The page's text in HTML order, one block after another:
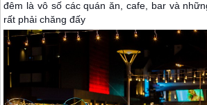
đêm là vô số các quán ăn, cafe, bar và
rất phải chăng đấy